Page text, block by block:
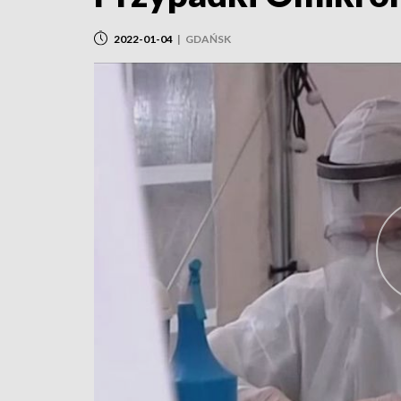
2022-01-04 | GDAŃSK